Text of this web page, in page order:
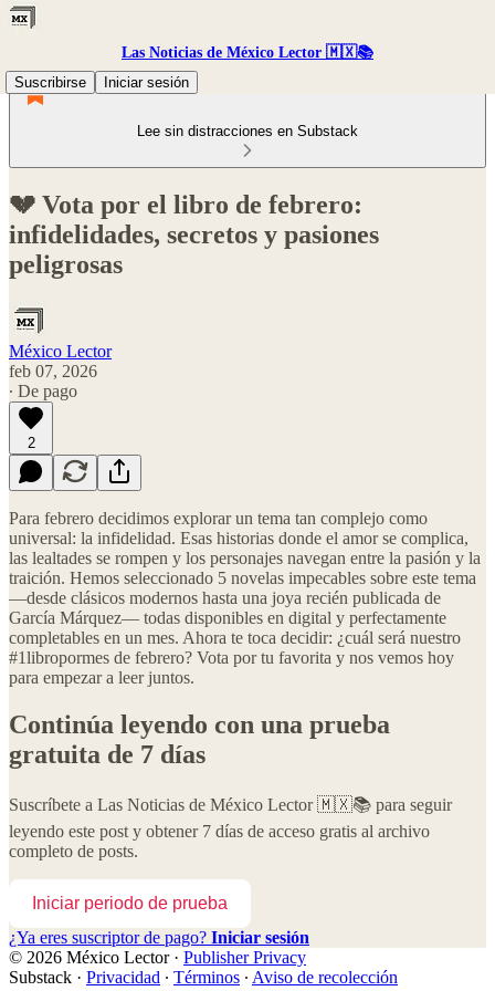
Las Noticias de México Lector 🇲🇽📚
Suscribirse
Iniciar sesión
Lee sin distracciones en Substack
💔 Vota por el libro de febrero:
infidelidades, secretos y pasiones
peligrosas
México Lector
feb 07, 2026
∙ De pago
2
Para febrero decidimos explorar un tema tan complejo como
universal: la infidelidad. Esas historias donde el amor se complica,
las lealtades se rompen y los personajes navegan entre la pasión y la
traición. Hemos seleccionado 5 novelas impecables sobre este tema
—desde clásicos modernos hasta una joya recién publicada de
García Márquez— todas disponibles en digital y perfectamente
completables en un mes. Ahora te toca decidir: ¿cuál será nuestro
#1libropormes de febrero? Vota por tu favorita y nos vemos hoy
para empezar a leer juntos.
Continúa leyendo con una prueba
gratuita de 7 días
Suscríbete a Las Noticias de México Lector 🇲🇽📚 para seguir
leyendo este post y obtener 7 días de acceso gratis al archivo
completo de posts.
Iniciar periodo de prueba
¿Ya eres suscriptor de pago? Iniciar sesión
© 2026 México Lector· Publisher Privacy
Substack · Privacidad ∙ Términos ∙ Aviso de recolección